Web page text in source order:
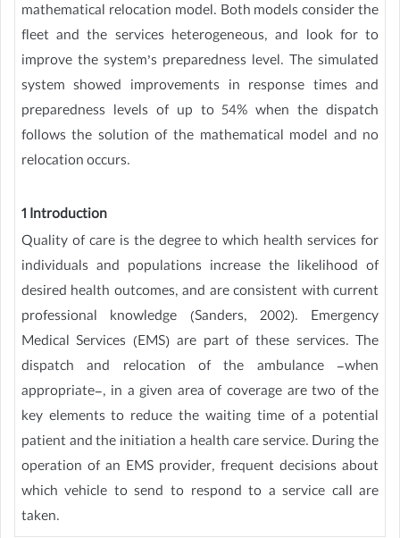
mathematical relocation model. Both models consider the
fleet and the services heterogeneous, and look for to
improve the system’s preparedness level. The simulated
system showed improvements in response times and
preparedness levels of up to 54% when the dispatch
follows the solution of the mathematical model and no
relocation occurs.
1 Introduction
Quality of care is the degree to which health services for
individuals and populations increase the likelihood of
desired health outcomes, and are consistent with current
professional knowledge (Sanders, 2002). Emergency
Medical Services (EMS) are part of these services. The
dispatch and relocation of the ambulance -when
appropriate-, in a given area of coverage are two of the
key elements to reduce the waiting time of a potential
patient and the initiation a health care service. During the
operation of an EMS provider, frequent decisions about
which vehicle to send to respond to a service call are
taken.